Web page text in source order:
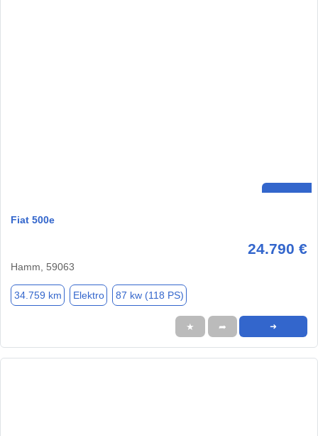
Fiat 500e
24.790 €
Hamm, 59063
34.759 km Elektro 87 kw (118 PS)
★ ➦ ➜